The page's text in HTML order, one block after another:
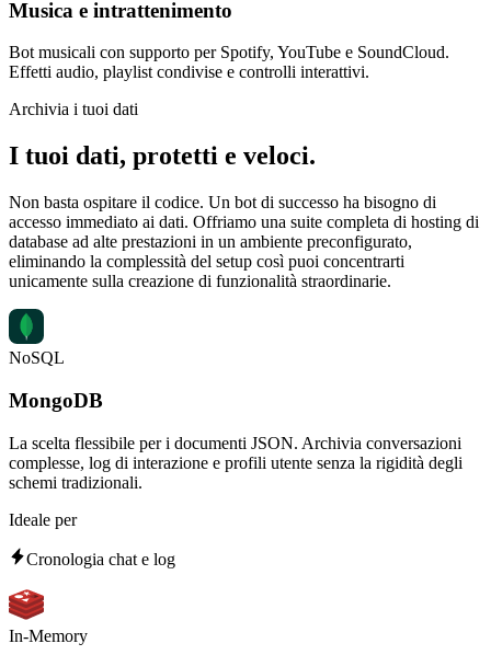
Musica e intrattenimento
Bot musicali con supporto per Spotify, YouTube e SoundCloud.
Effetti audio, playlist condivise e controlli interattivi.
Archivia i tuoi dati
I tuoi dati, protetti e veloci.
Non basta ospitare il codice. Un bot di successo ha bisogno di
accesso immediato ai dati. Offriamo una suite completa di hosting di
database ad alte prestazioni in un ambiente preconfigurato,
eliminando la complessità del setup così puoi concentrarti
unicamente sulla creazione di funzionalità straordinarie.
NoSQL
MongoDB
La scelta flessibile per i documenti JSON. Archivia conversazioni
complesse, log di interazione e profili utente senza la rigidità degli
schemi tradizionali.
Ideale per
Cronologia chat e log
In-Memory